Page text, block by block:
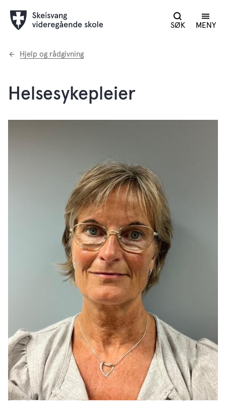
SØK MENY
Du
Hjelp og rådgivning
Helsesykepleier